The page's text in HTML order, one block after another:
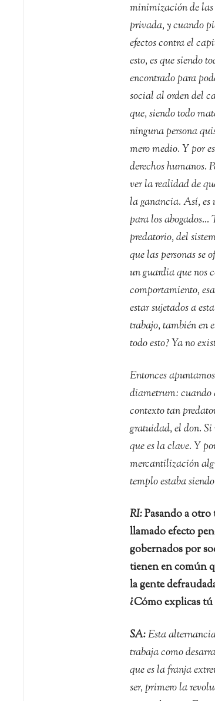
minimización de las
privada, y cuando
efectos contra el
esto, es que siendo
encontrado para
social al orden del
que, siendo todo
ninguna persona
mero medio. Y por
derechos humanos.
ver la realidad de
la ganancia. Así, es
para los abogados…
predatorio, del
que las personas se
un guardia que nos
comportamiento,
estar sujetados a
trabajo, también en
todo esto? Ya no
Entonces
diametrum: cuando
contexto tan
gratuidad, el don.
que es la clave. Y
mercantilización
templo estaba
RI:Pasando a otro
llamado efecto
gobernados por
tienen en común
la gente
¿Cómo explicas tú
SA:Esta
trabaja como
que es la franja
ser, primero la